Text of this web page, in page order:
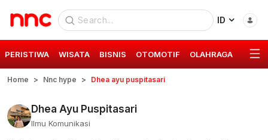
ID
PERISTIWA WISATA BISNIS OTOMOTIF OLAHRAGA GAYA
Home Nnc hype Dhea ayu puspitasari
Dhea Ayu Puspitasari
Ilmu Komunikasi